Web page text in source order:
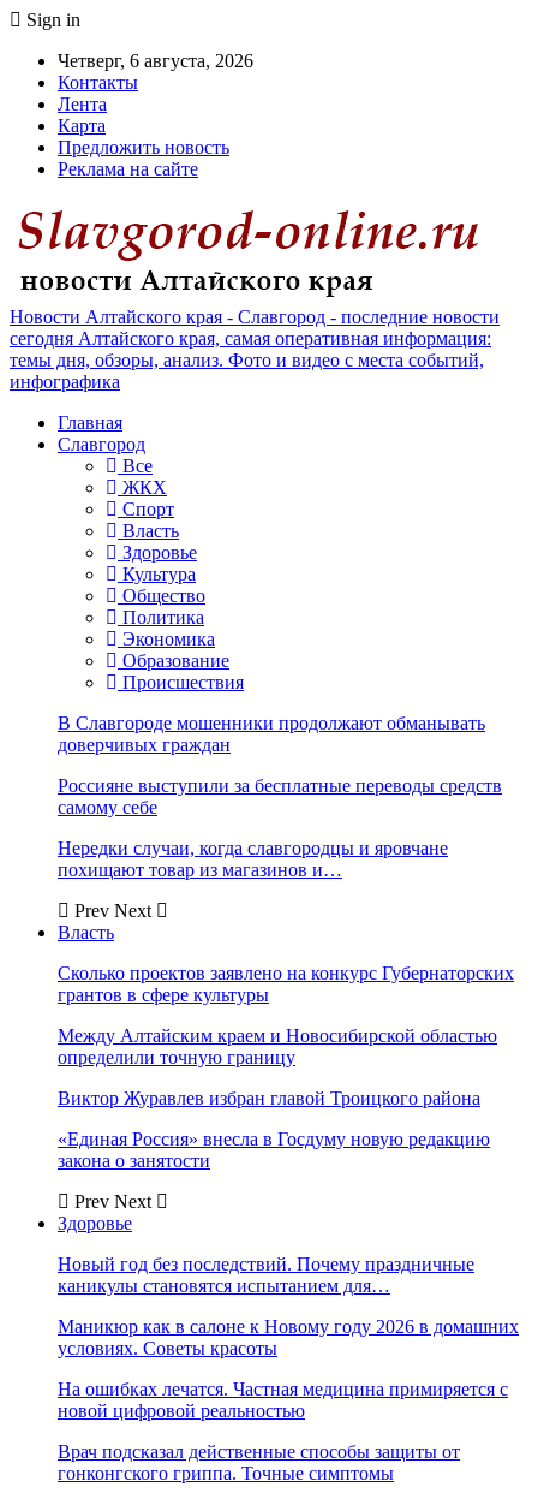
Sign in
Четверг, 6 августа, 2026
Контакты
Лента
Карта
Предложить новость
Реклама на сайте
Новости Алтайского края - Славгород - последние новости
сегодня Алтайского края, самая оперативная информация:
темы дня, обзоры, анализ. Фото и видео с места событий,
инфографика
Главная
Славгород
Все
ЖКХ
Спорт
Власть
Здоровье
Культура
Общество
Политика
Экономика
Образование
Происшествия
В Славгороде мошенники продолжают обманывать
доверчивых граждан
Россияне выступили за бесплатные переводы средств
самому себе
Нередки случаи, когда славгородцы и яровчане
похищают товар из магазинов и…
Prev Next
Власть
Сколько проектов заявлено на конкурс Губернаторских
грантов в сфере культуры
Между Алтайским краем и Новосибирской областью
определили точную границу
Виктор Журавлев избран главой Троицкого района
«Единая Россия» внесла в Госдуму новую редакцию
закона о занятости
Prev Next
Здоровье
Новый год без последствий. Почему праздничные
каникулы становятся испытанием для…
Маникюр как в салоне к Новому году 2026 в домашних
условиях. Советы красоты
На ошибках лечатся. Частная медицина примиряется с
новой цифровой реальностью
Врач подсказал действенные способы защиты от
гонконгского гриппа. Точные симптомы